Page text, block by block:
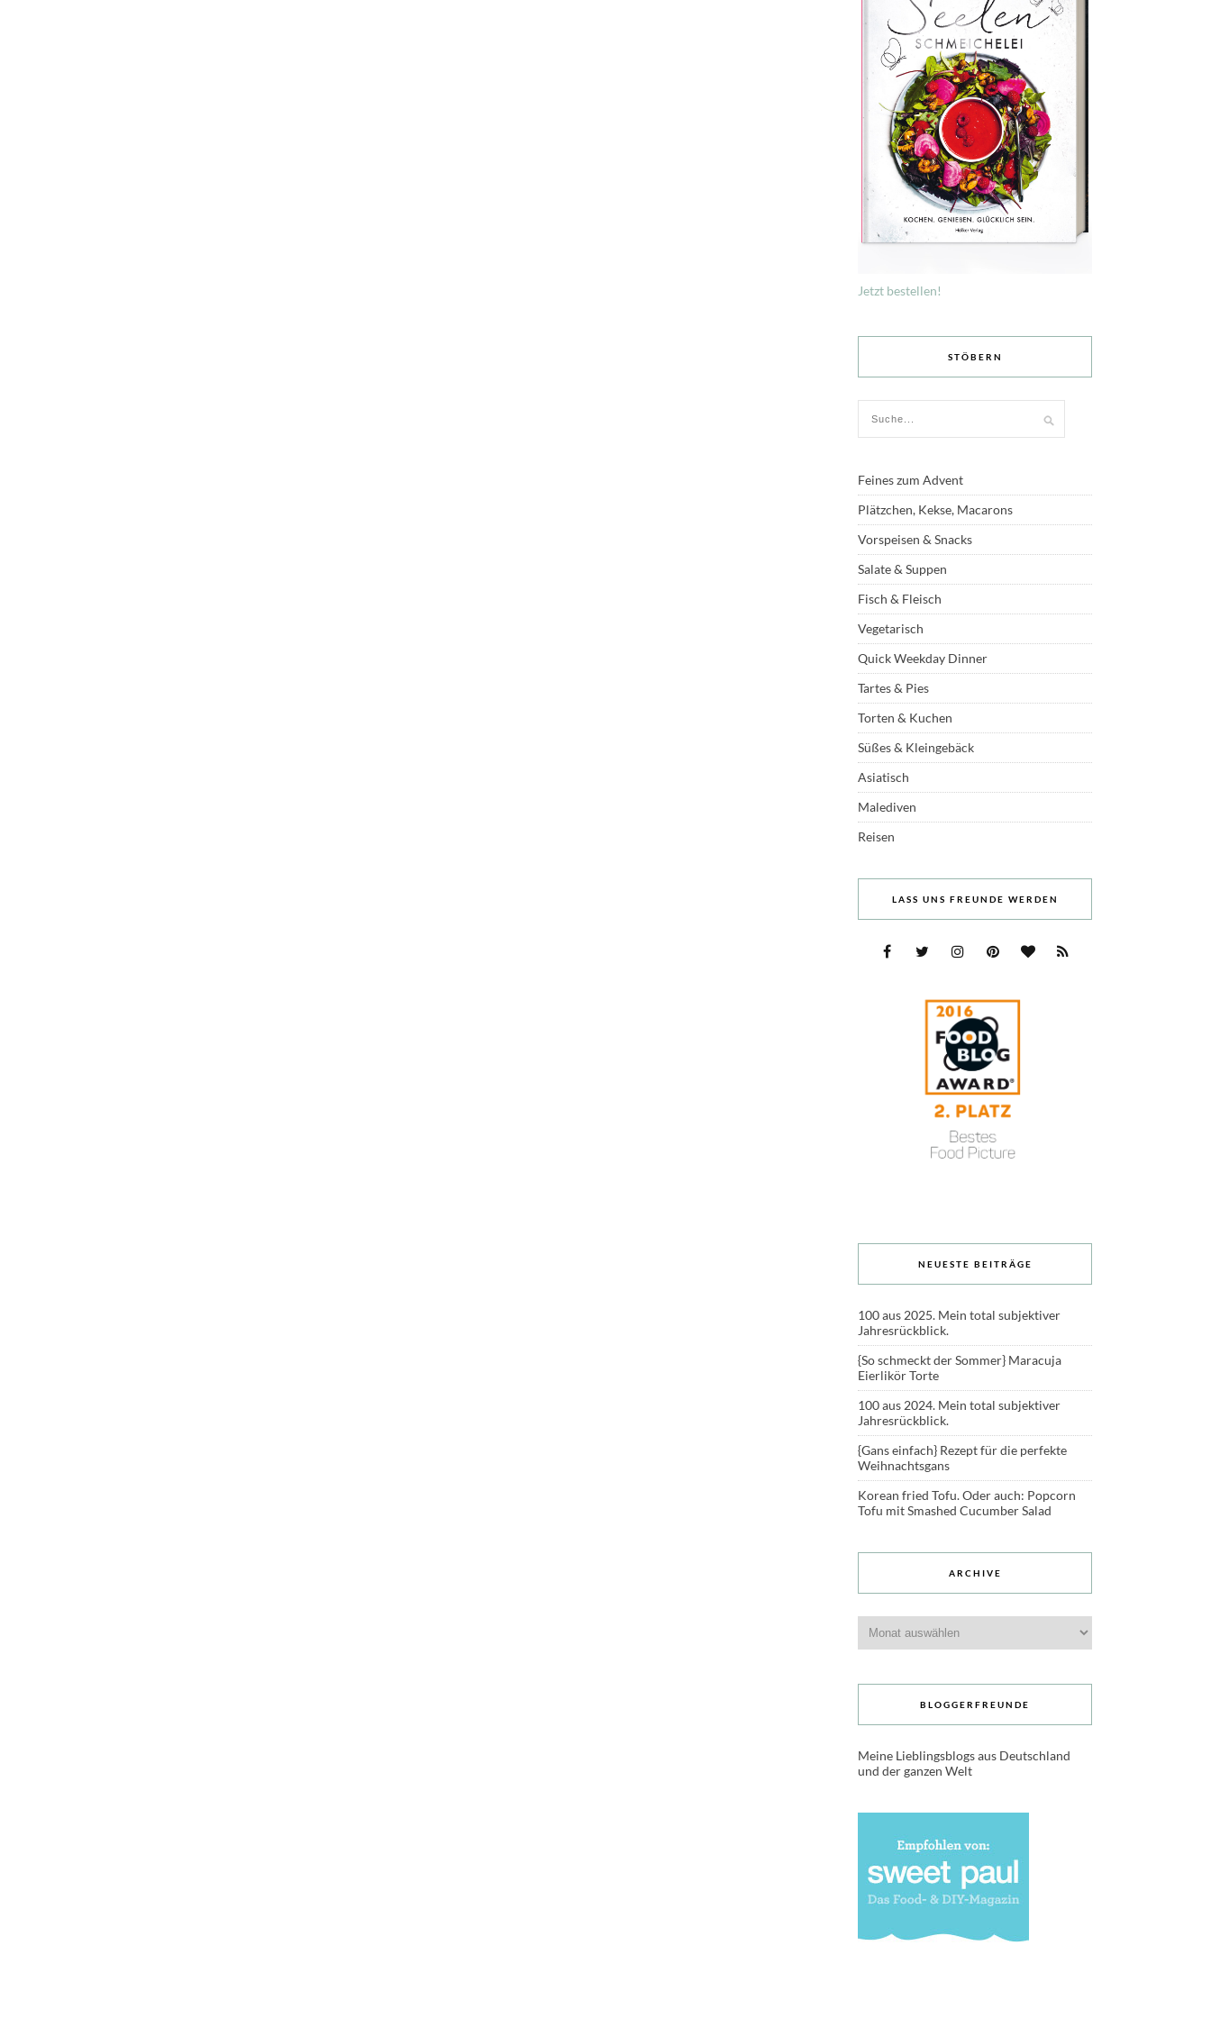
Jetzt bestellen!
STÖBERN
Feines zum Advent
Plätzchen, Kekse, Macarons
Vorspeisen & Snacks
Salate & Suppen
Fisch & Fleisch
Vegetarisch
Quick Weekday Dinner
Tartes & Pies
Torten & Kuchen
Süßes & Kleingebäck
Asiatisch
Malediven
Reisen
LASS UNS FREUNDE WERDEN
NEUESTE BEITRÄGE
100 aus 2025. Mein total subjektiver
Jahresrückblick.
{So schmeckt der Sommer} Maracuja
Eierlikör Torte
100 aus 2024. Mein total subjektiver
Jahresrückblick.
{Gans einfach} Rezept für die perfekte
Weihnachtsgans
Korean fried Tofu. Oder auch: Popcorn
Tofu mit Smashed Cucumber Salad
ARCHIVE
BLOGGERFREUNDE
Meine Lieblingsblogs aus Deutschland
und der ganzen Welt